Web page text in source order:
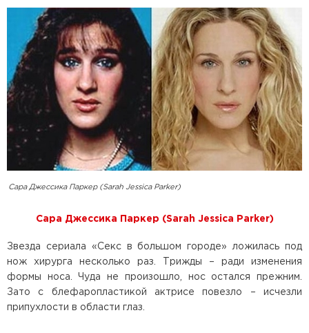
Сара Джессика Паркер (Sarah Jessica Parker)
Сара Джессика Паркер (Sarah Jessica Parker)
Звезда сериала «Секс в большом городе» ложилась под
нож хирурга несколько раз. Трижды – ради изменения
формы носа. Чуда не произошло, нос остался прежним.
Зато с блефаропластикой актрисе повезло – исчезли
припухлости в области глаз.